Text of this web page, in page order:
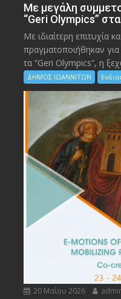
Με μεγάλη
“Geri Olympics”
Με ιδιαίτερη επιτυχία
πραγματοποιήθηκαν
τα “Geri Olympics”, η
ΔΗΜΟΣ ΙΩΑΝΝΙΤΩΝ
20 Μαΐου 2026